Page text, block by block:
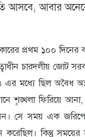
আসবে, আবার
প্রথম ১০০
চারদলীয় জোট
মধ্যে ছিল অবৈধ
শৃঙ্খলা ফিরিয়ে
সে সময় এক
করেছিল। কিন্তু সময়ের